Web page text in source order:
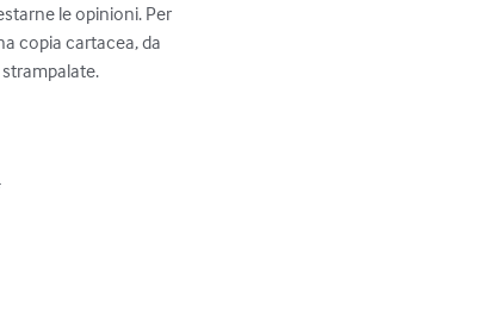
le opinioni. Per
copia cartacea, da